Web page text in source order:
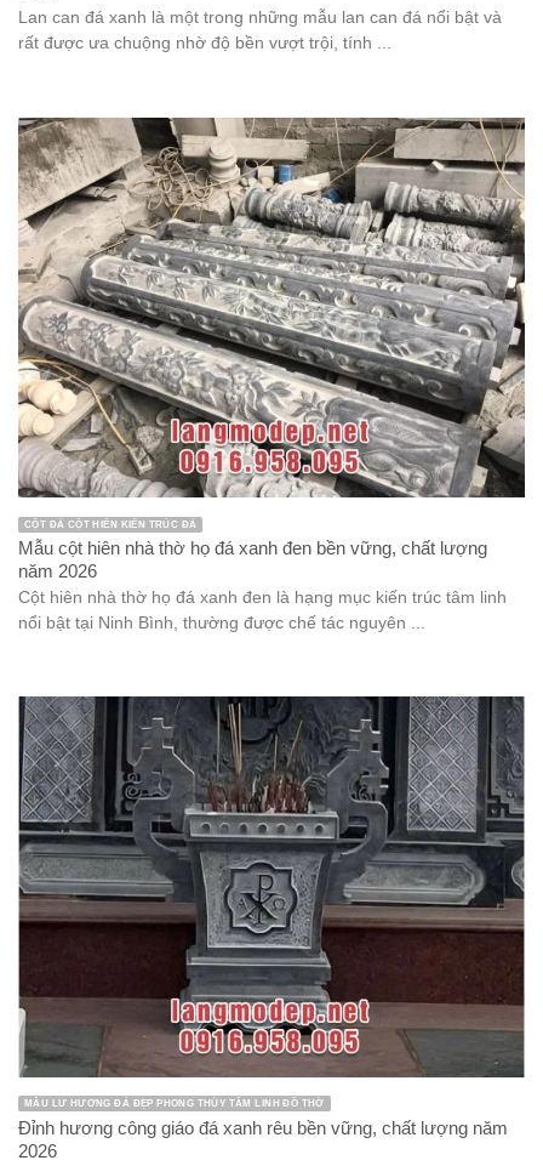
Lan can đá xanh là một trong những mẫu lan can đá nổi bật và
rất được ưa chuộng nhờ độ bền vượt trội, tính ...
CỘT ĐÁ CỘT HIÊN KIẾN TRÚC ĐÁ
Mẫu cột hiên nhà thờ họ đá xanh đen bền vững, chất lượng
năm 2026
Cột hiên nhà thờ họ đá xanh đen là hạng mục kiến trúc tâm linh
nổi bật tại Ninh Bình, thường được chế tác nguyên ...
MẪU LƯ HƯƠNG ĐÁ ĐẸP PHONG THỦY TÂM LINH ĐỒ THỜ
Đỉnh hương công giáo đá xanh rêu bền vững, chất lượng năm
2026